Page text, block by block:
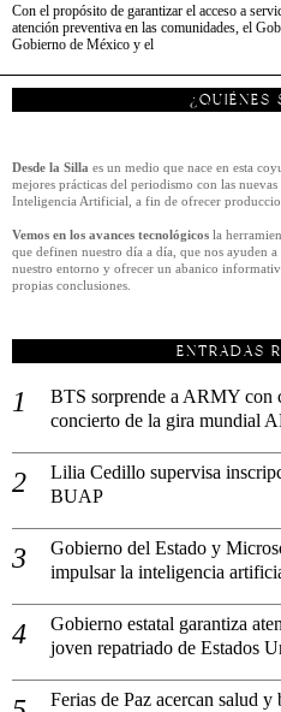
Con el propósito de garantizar el acceso a
atención preventiva en las comunidades, el
Gobierno de México y el
¿QUIÉNES
Desde la Silla es un medio que nace en esta
mejores prácticas del periodismo con las
Inteligencia Artificial, a fin de ofrecer
Vemos en los avances tecnológicos la
que definen nuestro día a día, que nos ayuden
nuestro entorno y ofrecer un abanico
propias conclusiones.
ENTRADAS
BTS sorprende a ARMY con
concierto de la gira mundial
Lilia Cedillo supervisa
BUAP
Gobierno del Estado y
impulsar la inteligencia
Gobierno estatal garantiza
joven repatriado de Estados
Ferias de Paz acercan salud y